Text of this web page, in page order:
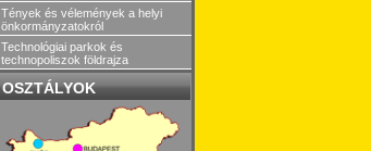
Tények és vélemények a helyi
önkormányzatokról
Technológiai parkok és
technopoliszok földrajza
OSZTÁLYOK